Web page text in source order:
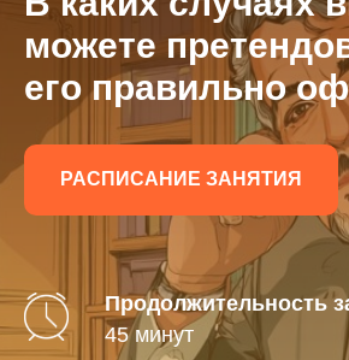
можете
его правильно
РАСПИСАНИЕ ЗАНЯТИЯ
Продолжительность
45 минут